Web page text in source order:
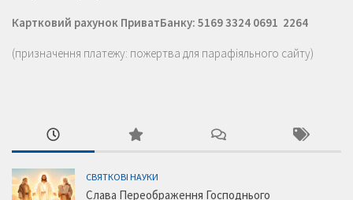
Картковий рахунок ПриватБанку: 5169 3324 0691 2264
(призначення платежу: пожертва для парафіяльного сайту)
СВЯТКОВІ НАУКИ
Слава Переображення Господнього